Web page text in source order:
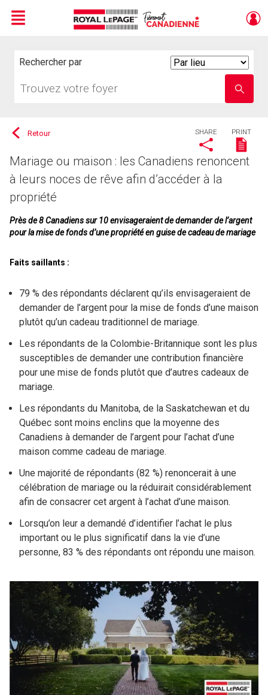
Menu
Rechercher par
votre
nom
Retour
SHARE PRINT
Mariage ou maison : les Canadiens renoncent
à leurs noces de rêve afin d’accéder à la
propriété
Près de 8 Canadiens sur 10 envisageraient de demander de l’argent
pour la mise de fonds d’une propriété en guise de cadeau de mariage
Faits saillants :
79 % des répondants déclarent qu’ils envisageraient de
demander de l’argent pour la mise de fonds d’une maison
plutôt qu’un cadeau traditionnel de mariage.
Les répondants de la Colombie-Britannique sont les plus
susceptibles de demander une contribution financière
pour une mise de fonds plutôt que d’autres cadeaux de
mariage.
Les répondants du Manitoba, de la Saskatchewan et du
Québec sont moins enclins que la moyenne des
Canadiens à demander de l’argent pour l’achat d’une
maison comme cadeau de mariage.
Une majorité de répondants (82 %) renoncerait à une
célébration de mariage ou la réduirait considérablement
afin de consacrer cet argent à l’achat d’une maison.
Lorsqu’on leur a demandé d’identifier l’achat le plus
important ou le plus significatif dans la vie d’une
personne, 83 % des répondants ont répondu une maison.